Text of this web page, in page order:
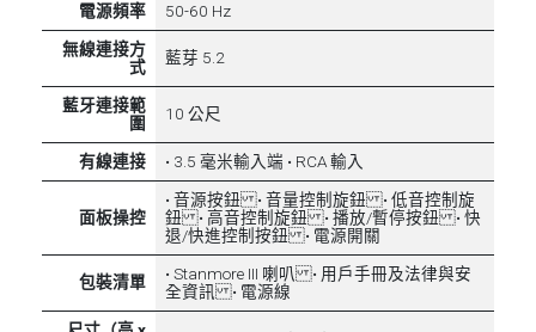
電源頻率
50-60 Hz
無線連接方
式
藍芽 5.2
藍牙連接範
圍
10 公尺
有線連接 • 3.5 毫米輸入端 • RCA 輸入
面板操控
• 音源按鈕 • 音量控制旋鈕 • 低音控制旋
鈕 • 高音控制旋鈕 • 播放/暫停按鈕 • 快
退/快進控制按鈕 • 電源開關
包裝清單
• Stanmore III 喇叭 • 用戶手冊及法律與安
全資訊 • 電源線